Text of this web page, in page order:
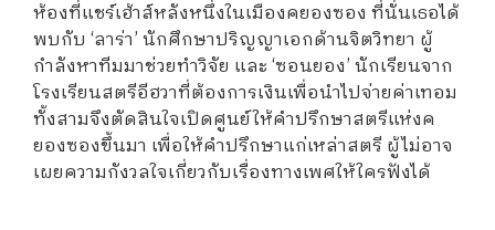
ห้องที่แชร์เฮ้าส์หลังหนึ่งในเมืองคยองซอง ที่นั่นเธอได้
พบกับ ‘ลาร่า’ นักศึกษาปริญญาเอกด้านจิตวิทยา ผู้
กำลังหาทีมมาช่วยทำวิจัย และ ‘ซอนยอง’ นักเรียนจาก
โรงเรียนสตรีอีฮวาที่ต้องการเงินเพื่อนำไปจ่ายค่าเทอม
ทั้งสามจึงตัดสินใจเปิดศูนย์ให้คำปรึกษาสตรีแห่งค
ยองซองขึ้นมา เพื่อให้คำปรึกษาแก่เหล่าสตรี ผู้ไม่อาจ
เผยความกังวลใจเกี่ยวกับเรื่องทางเพศให้ใครฟังได้